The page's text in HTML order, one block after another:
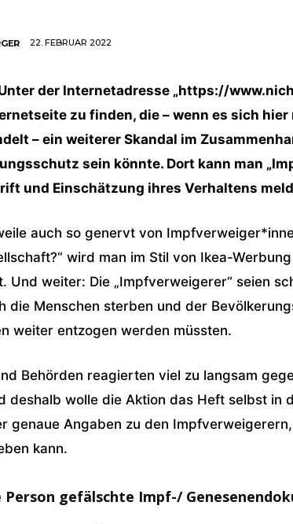
22. FEBRUAR 2022
der Internetadresse „https://
zu finden, die – wenn es sich
– ein weiterer Skandal im
sein könnte. Dort kann man
und Einschätzung ihres Verhaltens
auch so genervt von
wird man im Stil von Ikea-
Und weiter: Die „Impfverweigerer“ seien
die Menschen sterben und der
weiter entzogen werden müssten.
Behörden reagierten viel zu langsam
deshalb wolle die Aktion das Heft selbst in
genaue Angaben zu den
kann.
gefälschte Impf-/